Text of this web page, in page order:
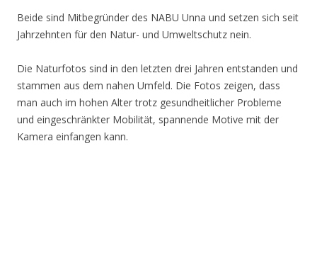
Beide sind Mitbegründer des NABU Unna und setzen sich seit
Jahrzehnten für den Natur- und Umweltschutz nein.
Die Naturfotos sind in den letzten drei Jahren entstanden und
stammen aus dem nahen Umfeld. Die Fotos zeigen, dass
man auch im hohen Alter trotz gesundheitlicher Probleme
und eingeschränkter Mobilität, spannende Motive mit der
Kamera einfangen kann.